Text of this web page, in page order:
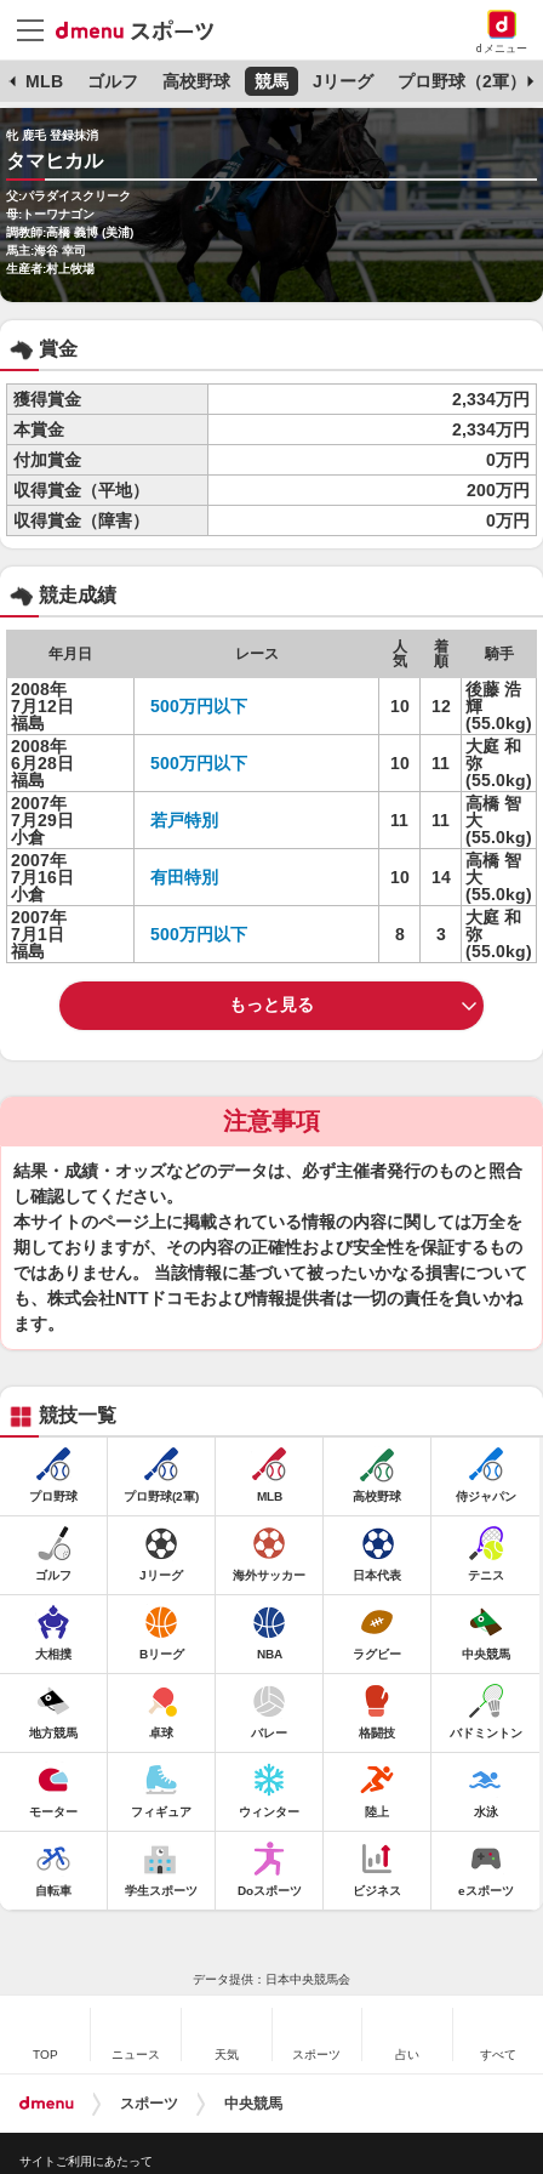
dメニュー
MLB ゴルフ 高校野球 競馬 Jリーグ プロ野球（2軍）
牝 鹿毛 登録抹消
タマヒカル
父:パラダイスクリーク
母:トーワナゴン
調教師:高橋 義博 (美浦)
馬主:海谷 幸司
生産者:村上牧場
賞金
獲得賞金
2,334万円
本賞金
2,334万円
付加賞金
0万円
収得賞金（平地）
200万円
収得賞金（障害）
0万円
競走成績
年月日 レース
人
気
着
順
騎手
2008年
7月12日
福島
500万円以下 10 12
後藤 浩
輝
(55.0kg)
2008年
6月28日
福島
500万円以下 10 11
大庭 和
弥
(55.0kg)
2007年
7月29日
小倉
若戸特別 11 11
高橋 智
大
(55.0kg)
2007年
7月16日
小倉
有田特別 10 14
高橋 智
大
(55.0kg)
2007年
7月1日
福島
500万円以下 8 3
大庭 和
弥
(55.0kg)
もっと見る
注意事項
結果・成績・オッズなどのデータは、必ず主催者発行のものと照合
し確認してください。
本サイトのページ上に掲載されている情報の内容に関しては万全を
期しておりますが、その内容の正確性および安全性を保証するもの
ではありません。 当該情報に基づいて被ったいかなる損害について
も、株式会社NTTドコモおよび情報提供者は一切の責任を負いかね
ます。
競技一覧
プロ野球 プロ野球(2軍) MLB 高校野球 侍ジャパン
ゴルフ Jリーグ 海外サッカー 日本代表 テニス
大相撲 Bリーグ NBA ラグビー 中央競馬
地方競馬 卓球 バレー 格闘技 バドミントン
モーター フィギュア ウィンター 陸上 水泳
自転車 学生スポーツ Doスポーツ ビジネス eスポーツ
データ提供：日本中央競馬会
TOP ニュース 天気 スポーツ 占い すべて
スポーツ 中央競馬
サイトご利用にあたって